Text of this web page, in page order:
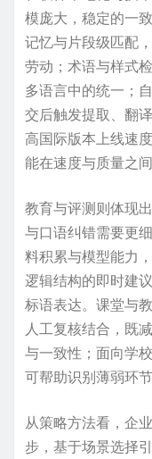
模庞大，稳定的一
记忆与片段级匹配
劳动；术语与样式
多语言中的统一；
交后触发提取、翻
高国际版本上线速
能在速度与质量之间
教育与评测则体现
与口语纠错需要更
料积累与模型能力
逻辑结构的即时建
标语表达。课堂与
人工复核结合，既
与一致性；面向学
可帮助识别薄弱环
从策略方法看，企
步，基于场景选择